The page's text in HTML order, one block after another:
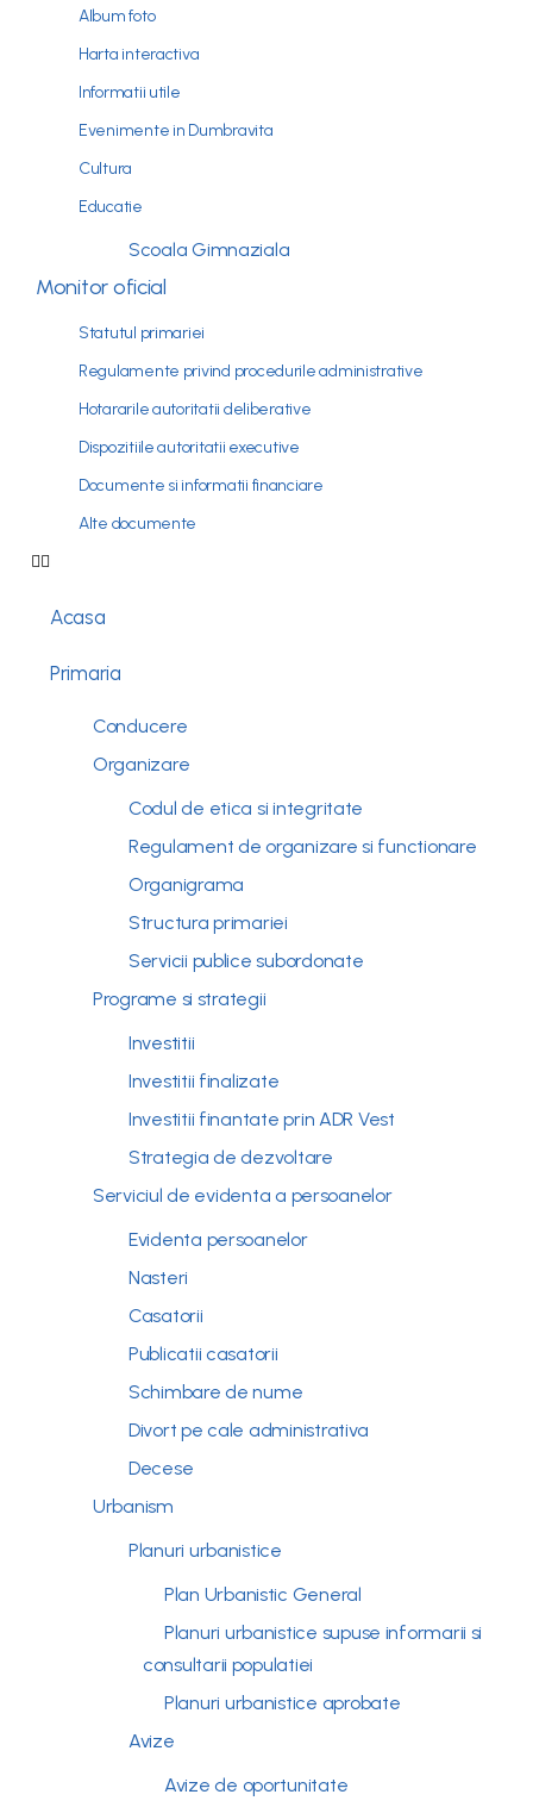
Album foto
Harta interactiva
Informatii utile
Evenimente in Dumbravita
Cultura
Educatie
Scoala Gimnaziala
Monitor oficial
Statutul primariei
Regulamente privind procedurile administrative
Hotararile autoritatii deliberative
Dispozitiile autoritatii executive
Documente si informatii financiare
Alte documente
Acasa
Primaria
Conducere
Organizare
Codul de etica si integritate
Regulament de organizare si functionare
Organigrama
Structura primariei
Servicii publice subordonate
Programe si strategii
Investitii
Investitii finalizate
Investitii finantate prin ADR Vest
Strategia de dezvoltare
Serviciul de evidenta a persoanelor
Evidenta persoanelor
Nasteri
Casatorii
Publicatii casatorii
Schimbare de nume
Divort pe cale administrativa
Decese
Urbanism
Planuri urbanistice
Plan Urbanistic General
Planuri urbanistice supuse informarii si
consultarii populatiei
Planuri urbanistice aprobate
Avize
Avize de oportunitate